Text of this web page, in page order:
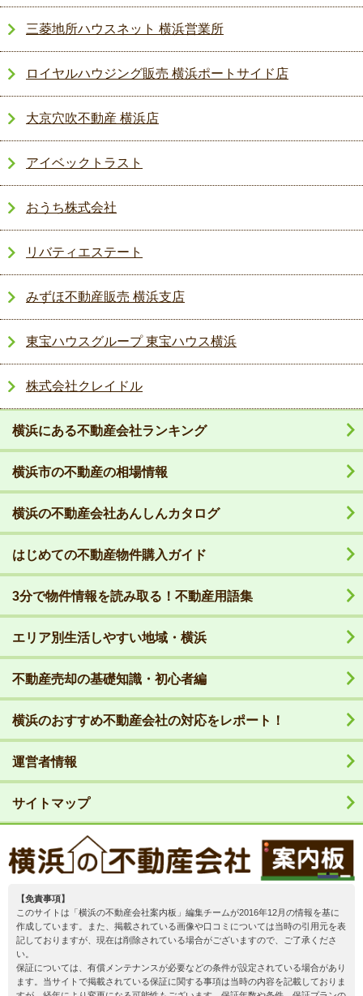
三菱地所ハウスネット 横浜営業所
ロイヤルハウジング販売 横浜ポートサイド店
大京穴吹不動産 横浜店
アイベックトラスト
おうち株式会社
リバティエステート
みずほ不動産販売 横浜支店
東宝ハウスグループ 東宝ハウス横浜
株式会社クレイドル
【免責事項】
このサイトは「横浜の不動産会社案内板」編集チームが2016年12月の情報を基に
作成しています。また、掲載されている画像や口コミについては当時の引用元を表
記しておりますが、現在は削除されている場合がございますので、ご了承くださ
い。
保証については、有償メンテナンスが必要などの条件が設定されている場合があり
ます。当サイトで掲載されている保証に関する事項は当時の内容を記載しておりま
横浜にある不動産会社ランキング
横浜市の不動産の相場情報
横浜の不動産会社あんしんカタログ
はじめての不動産物件購入ガイド
3分で物件情報を読み取る！不動産用語集
エリア別生活しやすい地域・横浜
不動産売却の基礎知識・初心者編
横浜のおすすめ不動産会社の対応をレポート！
運営者情報
サイトマップ